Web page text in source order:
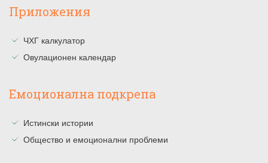
Приложения
ЧХГ калкулатор
Овулационен календар
Емоционална подкрепа
Истински истории
Общество и емоционални проблеми